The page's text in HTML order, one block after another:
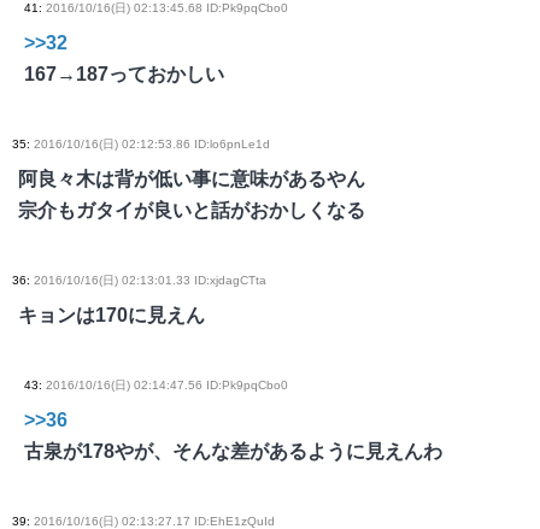
41: 2016/10/16(日) 02:13:45.68 ID:Pk9pqCbo0
>>32
167→187っておかしい
35: 2016/10/16(日) 02:12:53.86 ID:lo6pnLe1d
阿良々木は背が低い事に意味があるやん
宗介もガタイが良いと話がおかしくなる
36: 2016/10/16(日) 02:13:01.33 ID:xjdagCTta
キョンは170に見えん
43: 2016/10/16(日) 02:14:47.56 ID:Pk9pqCbo0
>>36
古泉が178やが、そんな差があるように見えんわ
39: 2016/10/16(日) 02:13:27.17 ID:EhE1zQuId